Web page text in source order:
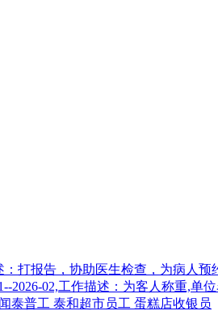
打报告，协助医生检查，为病人
02,工作描述：为客人称重,单
泰普工 泰和超市员工 蛋糕店收银员